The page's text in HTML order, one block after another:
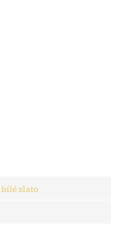
zlato